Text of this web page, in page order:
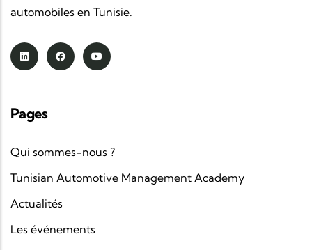
automobiles en Tunisie.
Pages
Qui sommes-nous ?
Tunisian Automotive Management Academy
Actualités
Les événements